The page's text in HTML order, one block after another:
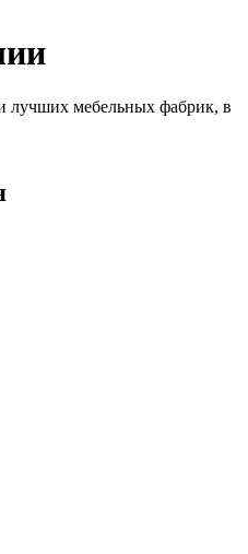
лучших мебельных фабрик, в